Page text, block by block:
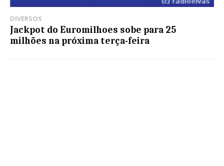
DIVERSOS
Jackpot do Euromilhoes sobe para 25
milhões na próxima terça-feira